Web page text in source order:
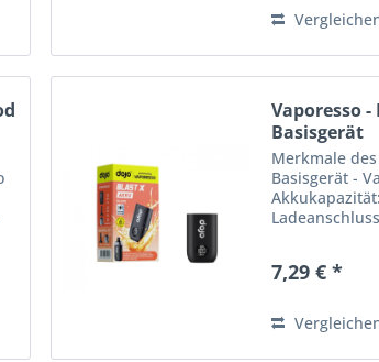
Vaporesso
Basisgerät
Merkmale
Basisgerät -
Stufen-
Modus
7,29 € *